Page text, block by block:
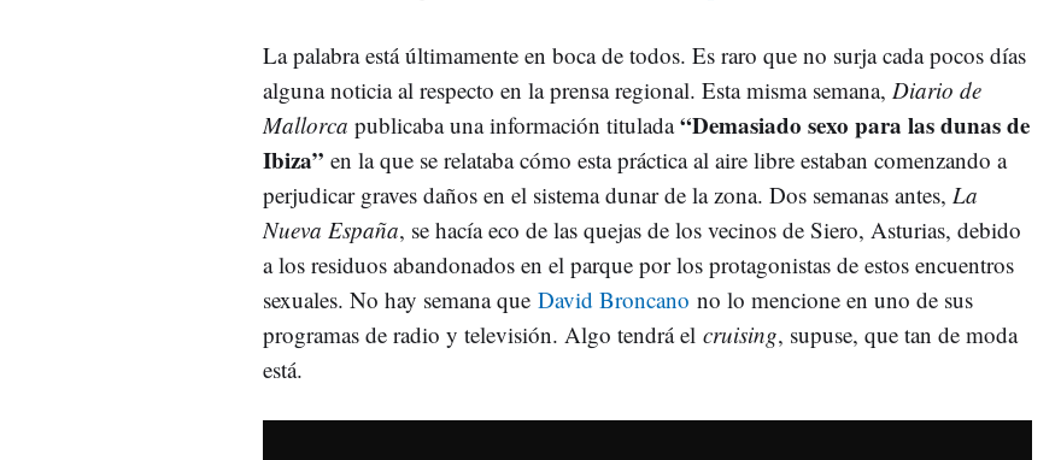
La palabra está últimamente en boca de todos. Es raro que no surja cada pocos días
alguna noticia al respecto en la prensa regional. Esta misma semana, Diario de
Mallorca publicaba una información titulada“Demasiado sexo para las dunas de
Ibiza” en la que se relataba cómo esta práctica al aire libre estaban comenzando a
perjudicar graves daños en el sistema dunar de la zona. Dos semanas antes, La
Nueva España, se hacía eco de las quejas de los vecinos de Siero, Asturias, debido
a los residuos abandonados en el parque por los protagonistas de estos encuentros
sexuales. No hay semana que David Broncano no lo mencione en uno de sus
programas de radio y televisión. Algo tendrá el cruising, supuse, que tan de moda
está.